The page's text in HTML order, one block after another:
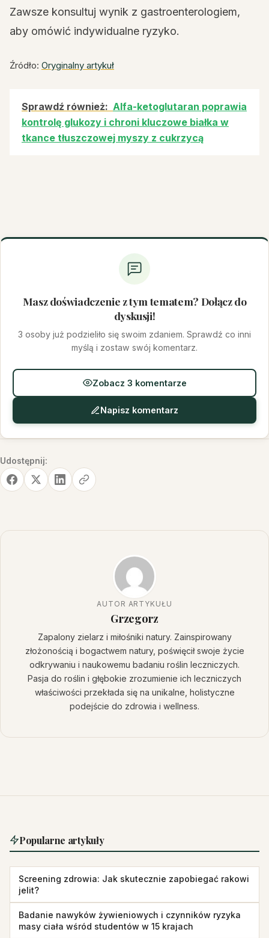
Zawsze konsultuj wynik z gastroenterologiem,
aby omówić indywidualne ryzyko.
Źródło: Oryginalny artykuł
Sprawdź również: Alfa-ketoglutaran poprawia
kontrolę glukozy i chroni kluczowe białka w
tkance tłuszczowej myszy z cukrzycą
Masz doświadczenie z tym tematem? Dołącz do
dyskusji!
3 osoby już podzieliło się swoim zdaniem. Sprawdź co inni
myślą i zostaw swój komentarz.
Zobacz 3 komentarze
Napisz komentarz
Udostępnij:
AUTOR ARTYKUŁU
Grzegorz
Zapalony zielarz i miłośniki natury. Zainspirowany
złożonością i bogactwem natury, poświęcił swoje życie
odkrywaniu i naukowemu badaniu roślin leczniczych.
Pasja do roślin i głębokie zrozumienie ich leczniczych
właściwości przekłada się na unikalne, holistyczne
podejście do zdrowia i wellness.
Popularne artykuły
Screening zdrowia: Jak skutecznie zapobiegać rakowi
jelit?
Badanie nawyków żywieniowych i czynników ryzyka
masy ciała wśród studentów w 15 krajach